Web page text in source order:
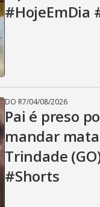
#HojeEmDia
DO R7/04/08/2026
Pai é preso
mandar
Trindade
#Shorts